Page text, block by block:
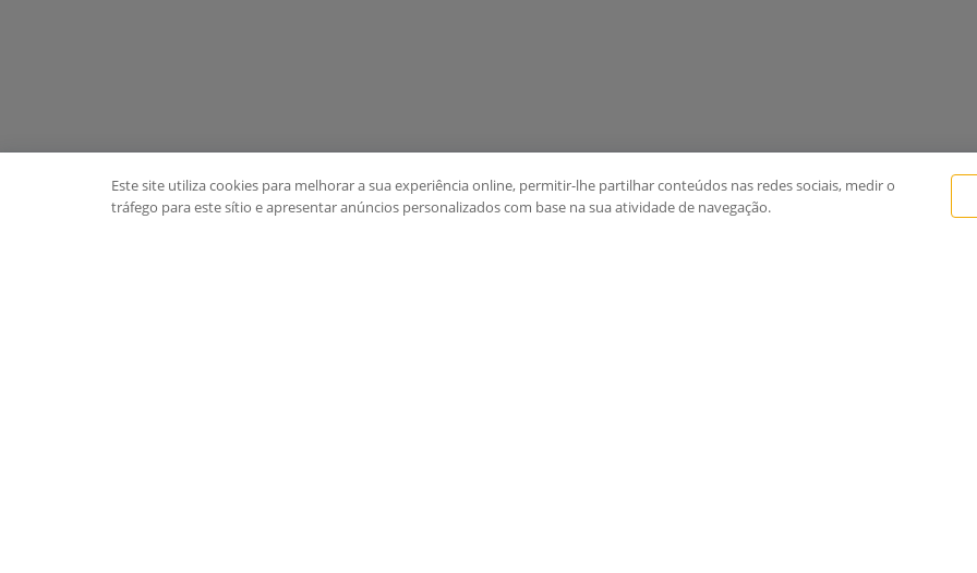
Este site utiliza cookies para melhorar a sua experiência online, permitir-lhe partilhar conteúdos nas redes sociais, medir o
tráfego para este sítio e apresentar anúncios personalizados com base na sua atividade de navegação.